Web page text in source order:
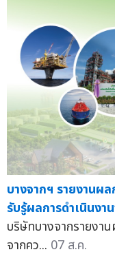
บางจากฯ รายงานผ
รับรู้ผลการดำเนินงา
บริษัทบางจากรายงา
จากคว... 07 ส.ค.